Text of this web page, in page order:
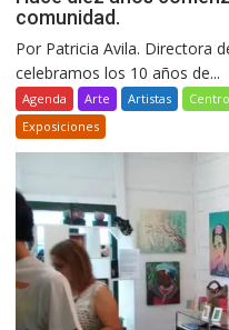
comunidad.
Por Patricia Avila. Directora
celebramos los 10 años de...
Agenda Arte Artistas
Exposiciones